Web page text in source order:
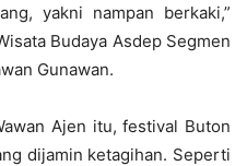
yakni nampan berkaki,”
Budaya Asdep Segmen
Gunawan.
Ajen itu, festival Buton
dijamin ketagihan. Seperti